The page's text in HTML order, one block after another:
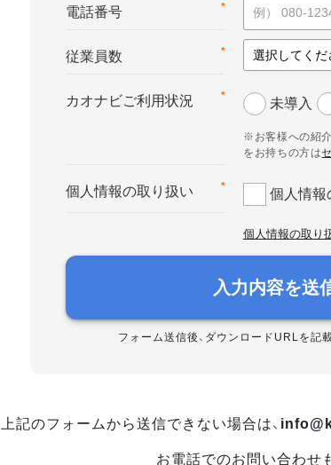
*
電話番号
*
従業員数
*
カオナビご利用状況 未導入
※お客様への紹
をお持ちの方は
*
個人情報の取り扱い 個人情報
個人情報の取り
入力内容を送
フォーム送信後、ダウンロードURLを記
上記のフォームから送信できない場合は、
お電話でのお問い合わせ